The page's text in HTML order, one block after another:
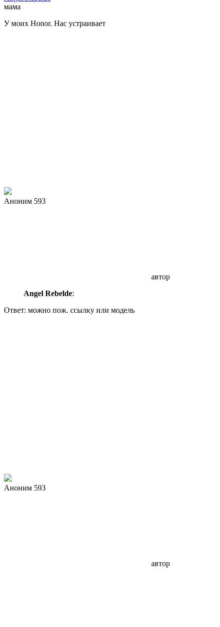
мама
У моих Honor. Нас устраивает
Аноним 593
автор
Angel Rebelde:
Ответ: можно пож. ссылку или модель
Аноним 593
автор